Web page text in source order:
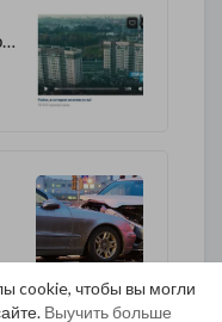
cookie, чтобы вы могли
Выучить больше